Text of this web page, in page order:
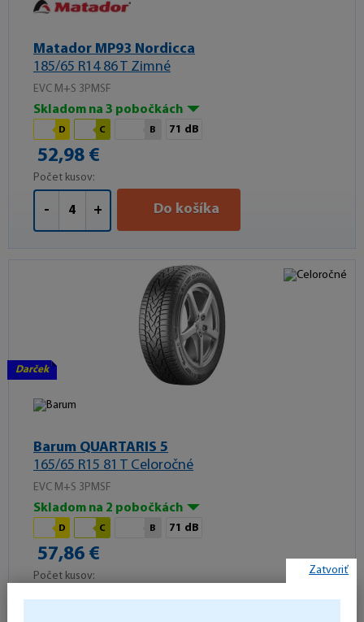
Matador MP93 Nordicca
185/65 R14 86 T Zimné
EVC M+S 3PMSF
Skladom na 3 pobočkách
D C B 71 dB
52,98 €
Počet kusov:
- + Do košíka
Darček
Barum QUARTARIS 5
165/65 R15 81 T Celoročné
EVC M+S 3PMSF
Skladom na 2 pobočkách
D C B 71 dB
57,86 €
Počet kusov: Zatvoriť